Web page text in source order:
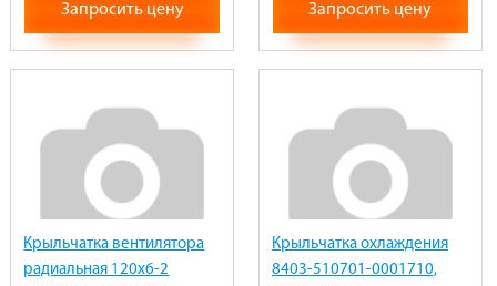
Запросить цену Запросить цену
Крыльчатка вентилятора
радиальная 120х6-2
Крыльчатка охлаждения
8403-510701-0001710,